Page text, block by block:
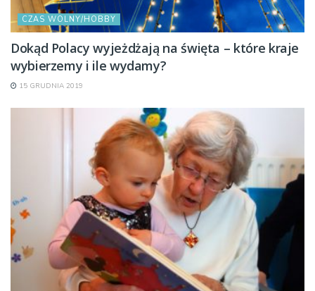
CZAS WOLNY/HOBBY
Dokąd Polacy wyjeżdżają na święta – które kraje
wybierzemy i ile wydamy?
15 GRUDNIA 2019